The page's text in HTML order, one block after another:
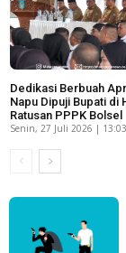
Dedikasi Berbuah
Napu Dipuji Bupati di
Ratusan PPPK Bolsel
Senin, 27 Juli 2026 |